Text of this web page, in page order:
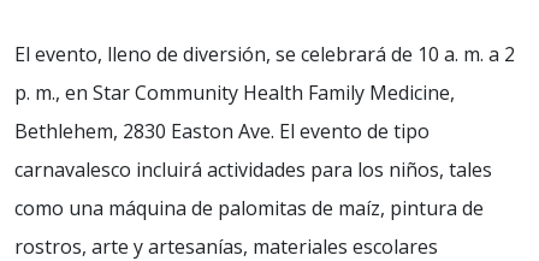
El evento, lleno de diversión, se celebrará de 10 a. m. a 2
p. m., en Star Community Health Family Medicine,
Bethlehem, 2830 Easton Ave. El evento de tipo
carnavalesco incluirá actividades para los niños, tales
como una máquina de palomitas de maíz, pintura de
rostros, arte y artesanías, materiales escolares